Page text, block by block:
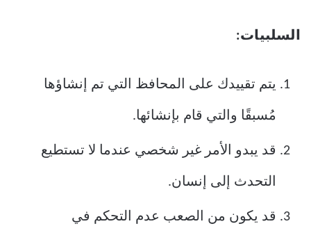
السلبيات:
يتم تقييدك على المحافظ التي تم إنشاؤها
مُسبقًا والتي قام بإنشائها.
قد يبدو الأمر غير شخصي عندما لا تستطيع
التحدث إلى إنسان.
قد يكون من الصعب عدم التحكم في